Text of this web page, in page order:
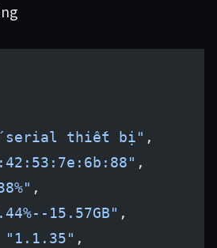
serial thiết bị" ,
,
,
15.57GB" ,
"1.1.35" ,